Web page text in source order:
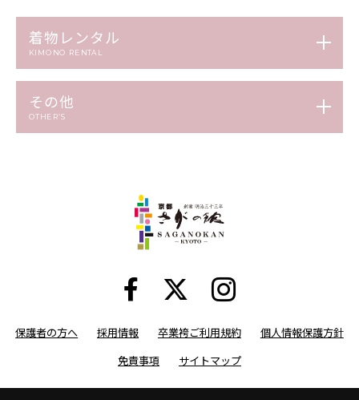
着物レンタル
KIMONO RENTAL
その他
OTHER’S
保護者の方へ 採用情報 卒業袴ご利用規約
個人情報保護方針
免責事項
サイトマップ